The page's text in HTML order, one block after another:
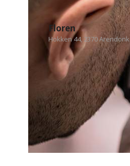
Floren
Hokken 44, 2370 Arendonk